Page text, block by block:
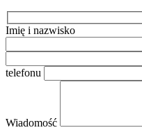
Imię i nazwisko
telefonu
Wiadomość